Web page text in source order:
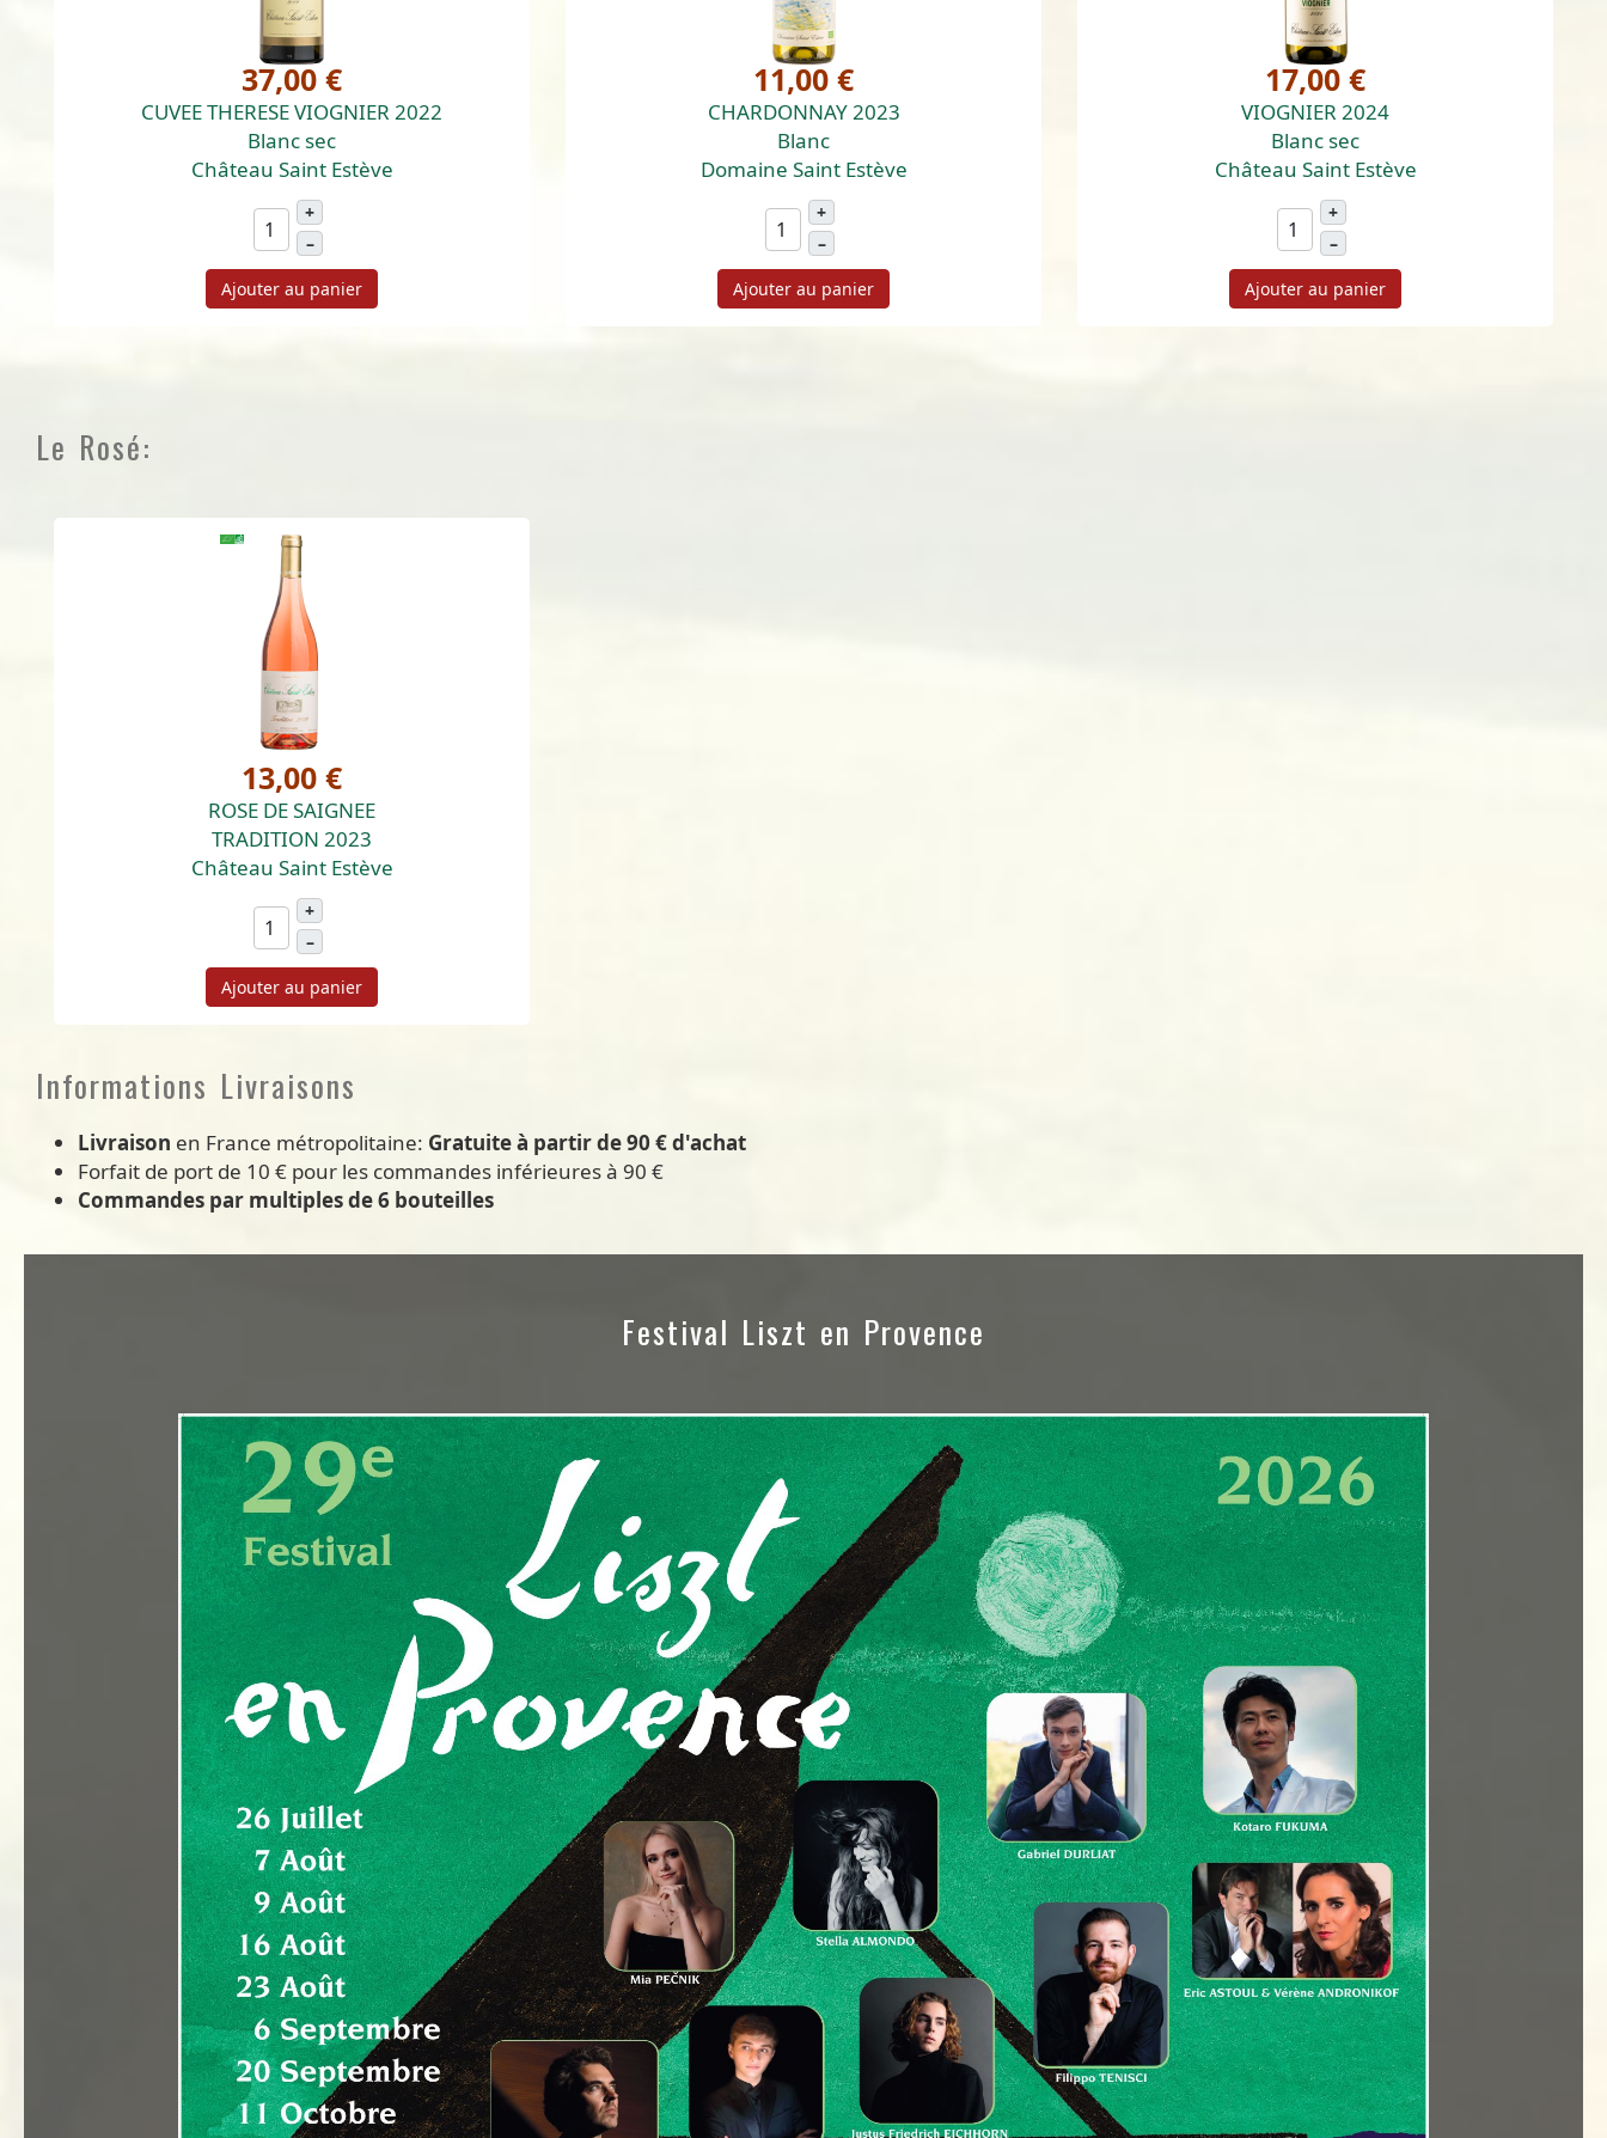
37,00 €
CUVEE THERESE VIOGNIER 2022
Blanc sec
Château Saint Estève
+
–
Ajouter au panier
11,00 €
CHARDONNAY 2023
Blanc
Domaine Saint Estève
+
–
Ajouter au panier
17,00 €
VIOGNIER 2024
Blanc sec
Château Saint Estève
+
–
Ajouter au panier
Le Rosé:
13,00 €
ROSE DE SAIGNEE
TRADITION 2023
Château Saint Estève
+
–
Ajouter au panier
Informations Livraisons
Livraison en France métropolitaine: Gratuite à partir de 90 € d'achat
Forfait de port de 10 € pour les commandes inférieures à 90 €
Commandes par multiples de 6 bouteilles
Festival Liszt en Provence